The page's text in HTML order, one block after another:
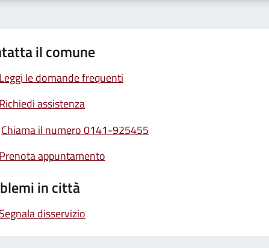
il comune
Leggi le domande frequenti
Richiedi assistenza
Chiama il numero 0141-925455
Prenota appuntamento
in città
Segnala disservizio